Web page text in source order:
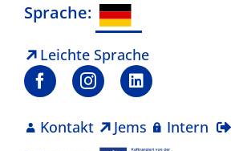
Zum
springen
Sprache:
Leichte Sprache
Kontakt Jems Intern